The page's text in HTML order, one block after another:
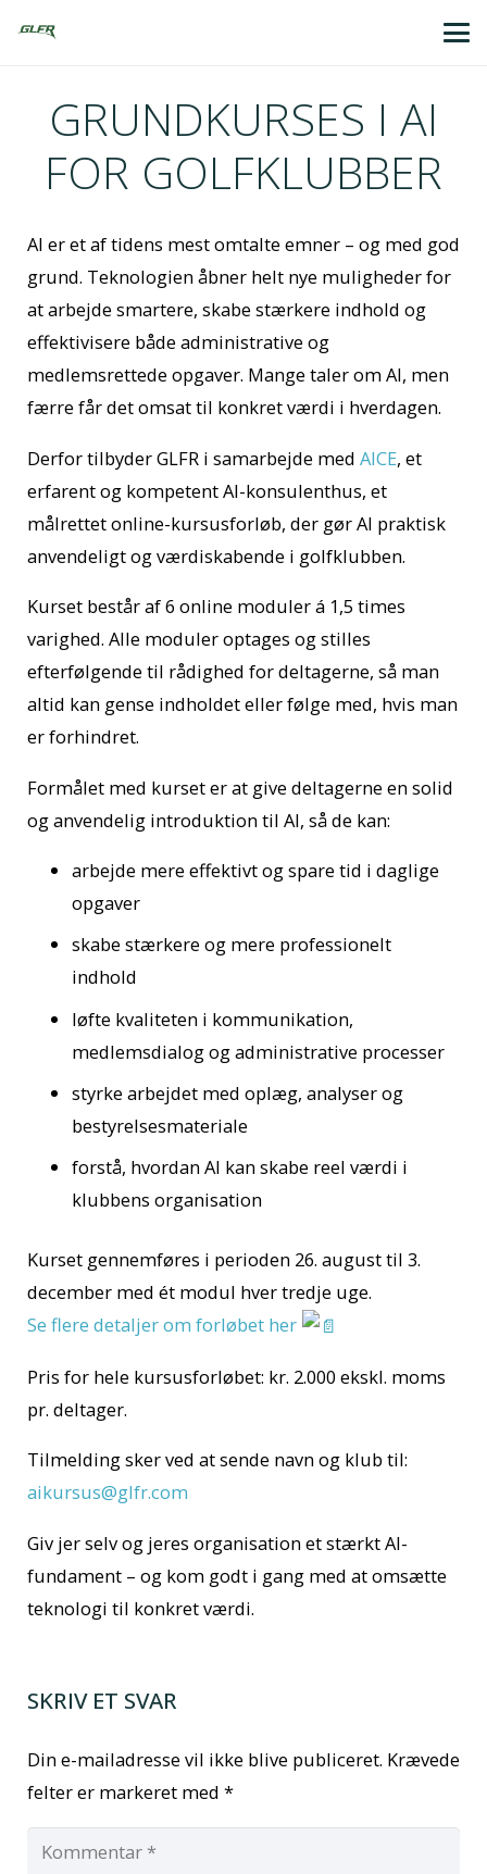
GRUNDKURSES I AI
FOR GOLFKLUBBER
AI er et af tidens mest omtalte emner – og med god
grund. Teknologien åbner helt nye muligheder for
at arbejde smartere, skabe stærkere indhold og
effektivisere både administrative og
medlemsrettede opgaver. Mange taler om AI, men
færre får det omsat til konkret værdi i hverdagen.
Derfor tilbyder GLFR i samarbejde med AICE, et
erfarent og kompetent AI-konsulenthus, et
målrettet online-kursusforløb, der gør AI praktisk
anvendeligt og værdiskabende i golfklubben.
Kurset består af 6 online moduler á 1,5 times
varighed. Alle moduler optages og stilles
efterfølgende til rådighed for deltagerne, så man
altid kan gense indholdet eller følge med, hvis man
er forhindret.
Formålet med kurset er at give deltagerne en solid
og anvendelig introduktion til AI, så de kan:
arbejde mere effektivt og spare tid i daglige
opgaver
skabe stærkere og mere professionelt
indhold
løfte kvaliteten i kommunikation,
medlemsdialog og administrative processer
styrke arbejdet med oplæg, analyser og
bestyrelsesmateriale
forstå, hvordan AI kan skabe reel værdi i
klubbens organisation
Kurset gennemføres i perioden 26. august til 3.
december med ét modul hver tredje uge.
Se flere detaljer om forløbet her
Pris for hele kursusforløbet: kr. 2.000 ekskl. moms
pr. deltager.
Tilmelding sker ved at sende navn og klub til:
aikursus@glfr.com
Giv jer selv og jeres organisation et stærkt AI-
fundament – og kom godt i gang med at omsætte
teknologi til konkret værdi.
SKRIV ET SVAR
Din e-mailadresse vil ikke blive publiceret. Krævede
felter er markeret med *